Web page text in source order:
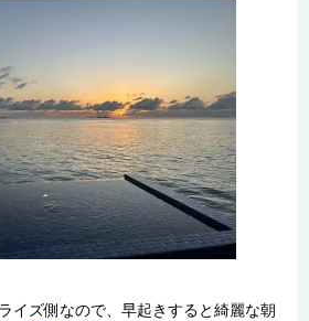
イズ側なので、早起きすると綺麗な朝